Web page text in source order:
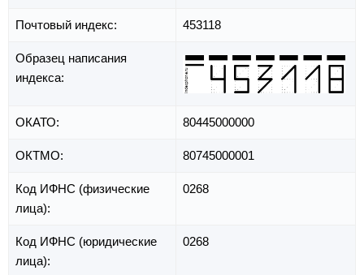
Почтовый индекс: 453118
Образец написания
индекса:
ОКАТО: 80445000000
ОКТМО: 80745000001
Код ИФНС (физические
лица):
0268
Код ИФНС (юридические
лица):
0268